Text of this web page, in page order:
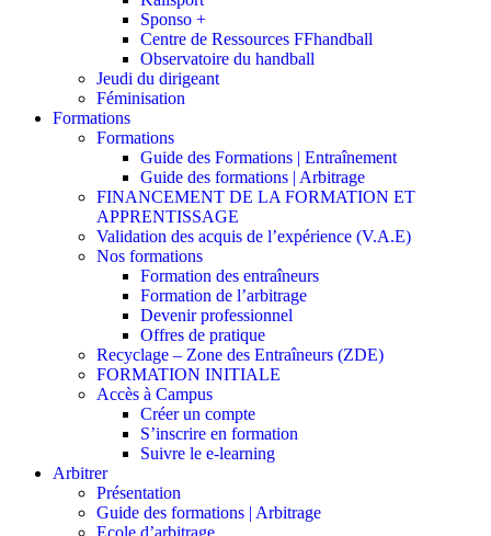
Sponso +
Centre de Ressources FFhandball
Observatoire du handball
Jeudi du dirigeant
Féminisation
Formations
Formations
Guide des Formations | Entraînement
Guide des formations | Arbitrage
FINANCEMENT DE LA FORMATION ET
APPRENTISSAGE
Validation des acquis de l’expérience (V.A.E)
Nos formations
Formation des entraîneurs
Formation de l’arbitrage
Devenir professionnel
Offres de pratique
Recyclage – Zone des Entraîneurs (ZDE)
FORMATION INITIALE
Accès à Campus
Créer un compte
S’inscrire en formation
Suivre le e-learning
Arbitrer
Présentation
Guide des formations | Arbitrage